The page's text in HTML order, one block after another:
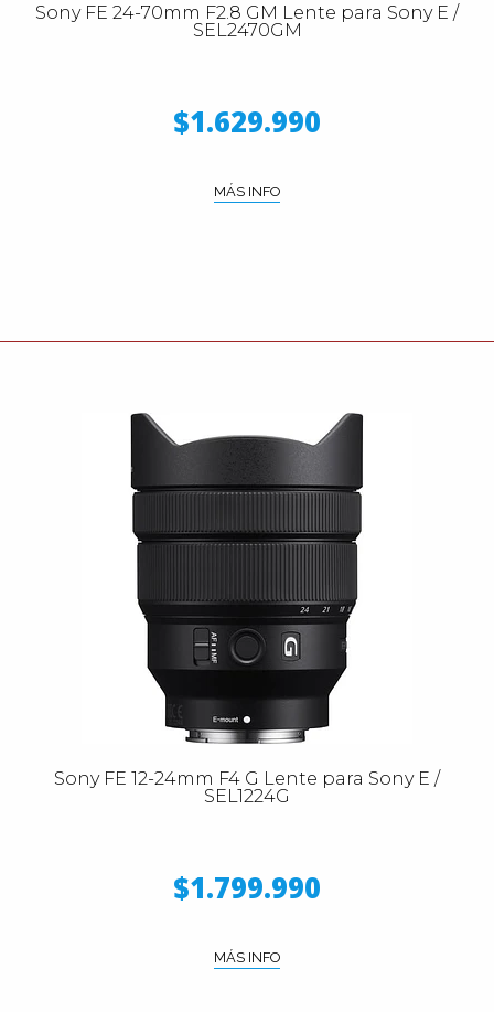
Sony FE 24-70mm F2.8 GM Lente para Sony E /
SEL2470GM
$1.629.990
MÁS INFO
Sony FE 12-24mm F4 G Lente para Sony E /
SEL1224G
$1.799.990
MÁS INFO